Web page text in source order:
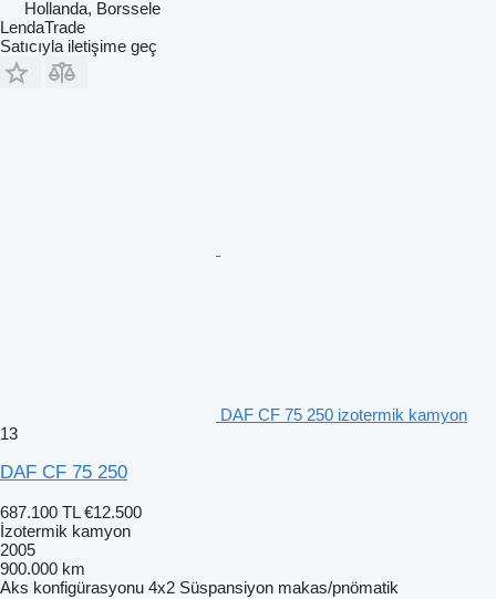
Hollanda, Borssele
LendaTrade
Satıcıyla iletişime geç
DAF CF 75 250 izotermik kamyon
13
DAF CF 75 250
687.100 TL €12.500
İzotermik kamyon
2005
900.000 km
Aks konfigürasyonu 4x2 Süspansiyon makas/pnömatik